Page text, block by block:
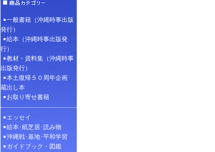
一般書籍（沖縄時事出版
発行）
絵本（沖縄時事出版発
行）
教材・資料集（沖縄時事
出版発行）
本土復帰５０周年企画
蔵出し本
お取り寄せ書籍
エッセイ
絵本･紙芝居･読み物
沖縄戦･基地･平和学習
ガイドブック・図鑑